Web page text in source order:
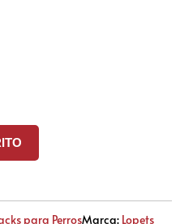
para PerrosMarca: Lopets